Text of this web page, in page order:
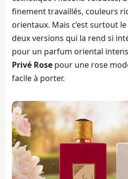
finement travaillés, couleurs
orientaux. Mais c’est surtout
deux versions qui la rend si
pour un parfum oriental
Privé Rose pour une rose
facile à porter.